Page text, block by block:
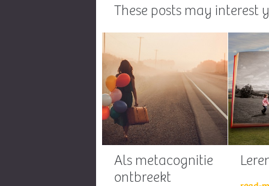
These posts may interest
Als metacognitie
ontbreekt